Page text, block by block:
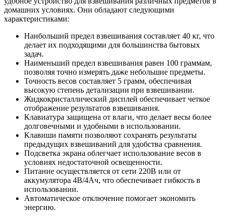
домашних условиях. Они обладают следующими
характеристиками:
Наибольший предел взвешивания составляет 40 кг, что
делает их подходящими для большинства бытовых
задач.
Наименьший предел взвешивания равен 100 граммам,
позволяя точно измерять даже небольшие предметы.
Точность весов составляет 5 грамм, обеспечивая
высокую степень детализации при взвешивании.
Жидкокристаллический дисплей обеспечивает четкое
отображение результатов взвешивания.
Клавиатура защищена от влаги, что делает весы более
долговечными и удобными в использовании.
Клавиши памяти позволяют сохранять результаты
предыдущих взвешиваний для удобства сравнения.
Подсветка экрана облегчает использование весов в
условиях недостаточной освещенности.
Питание осуществляется от сети 220В или от
аккумулятора 4В/4Ач, что обеспечивает гибкость в
использовании.
Автоматическое отключение помогает экономить
энергию.